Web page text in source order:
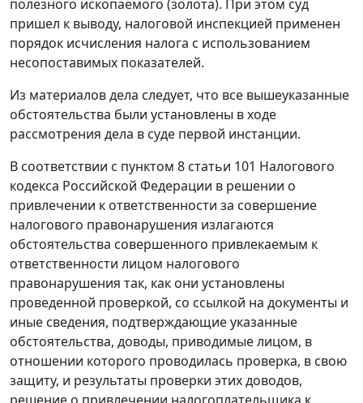
полезного ископаемого (золота). При этом суд
пришел к выводу, налоговой инспекцией применен
порядок исчисления налога с использованием
несопоставимых показателей.
Из материалов дела следует, что все вышеуказанные
обстоятельства были установлены в ходе
рассмотрения дела в суде первой инстанции.
В соответствии с пунктом 8 статьи 101 Налогового
кодекса Российской Федерации в решении о
привлечении к ответственности за совершение
налогового правонарушения излагаются
обстоятельства совершенного привлекаемым к
ответственности лицом налогового
правонарушения так, как они установлены
проведенной проверкой, со ссылкой на документы и
иные сведения, подтверждающие указанные
обстоятельства, доводы, приводимые лицом, в
отношении которого проводилась проверка, в свою
защиту, и результаты проверки этих доводов,